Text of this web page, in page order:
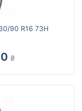
90 R16 73H
₴